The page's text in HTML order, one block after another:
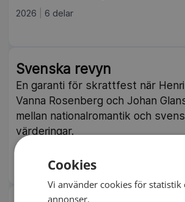
2026 6 delar
Svenska revyn
En garanti för skrattfest när
Vanna Rosenberg och Johan
mellan nationalromantik och
värderingar.
Cookies
Vi använder cookies för statistik
annonser.